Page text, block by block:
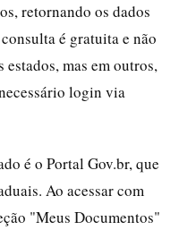
retornando os dados
é gratuita e não
mas em outros,
login via
é o Portal Gov.br, que
Ao acessar com
"Meus Documentos"